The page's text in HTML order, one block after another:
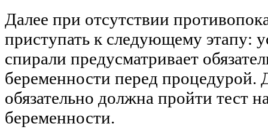
Далее при отсутствии
приступать к следующему этапу:
спирали предусматривает
беременности перед процедурой.
обязательно должна пройти тест
беременности.